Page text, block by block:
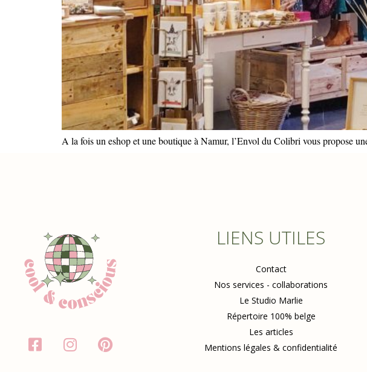
A la fois un eshop et une boutique à Namur, l’Envol du Colibri vous propose
LIENS UTILES
Contact
Nos services - collaborations
Le Studio Marlie
Répertoire 100% belge
Les articles
Mentions légales & confidentialité